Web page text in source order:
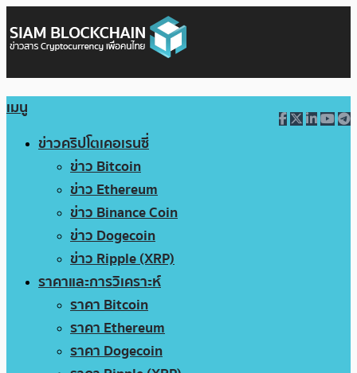
เมนู
ข่าวคริปโตเคอเรนซี่
ข่าว Bitcoin
ข่าว Ethereum
ข่าว Binance Coin
ข่าว Dogecoin
ข่าว Ripple (XRP)
ราคาและการวิเคราะห์
ราคา Bitcoin
ราคา Ethereum
ราคา Dogecoin